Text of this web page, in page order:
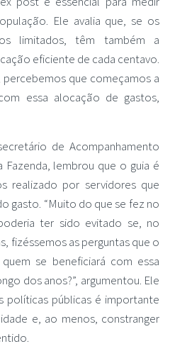
Ele avalia que, se os
limitados, têm também a
eficiente de cada centavo.
percebemos que começamos a
essa alocação de gastos,
de Acompanhamento
lembrou que o guia é
realizado por servidores que
gasto. “Muito do que se fez no
ter sido evitado se, no
fizéssemos as perguntas que o
se beneficiará com essa
dos anos?”, argumentou. Ele
políticas públicas é importante
e, ao menos, constranger